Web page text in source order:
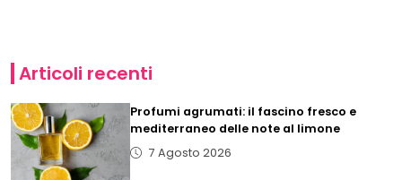
Articoli recenti
Profumi agrumati: il fascino fresco e
mediterraneo delle note al limone
7 Agosto 2026